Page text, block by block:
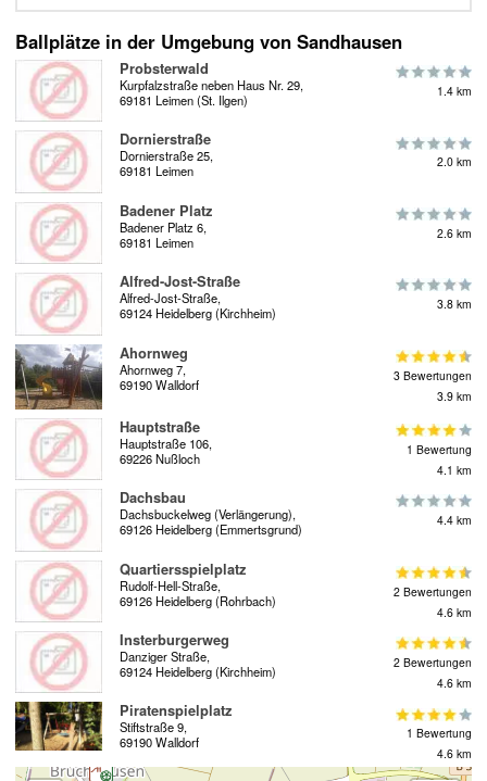
Ballplätze in der Umgebung von Sandhausen
Probsterwald
Kurpfalzstraße neben Haus Nr. 29,
69181 Leimen (St. Ilgen)
1.4 km
Dornierstraße
Dornierstraße 25,
69181 Leimen
2.0 km
Badener Platz
Badener Platz 6,
69181 Leimen
2.6 km
Alfred-Jost-Straße
Alfred-Jost-Straße,
69124 Heidelberg (Kirchheim)
3.8 km
Ahornweg
Ahornweg 7,
69190 Walldorf
3 Bewertungen
3.9 km
Hauptstraße
Hauptstraße 106,
69226 Nußloch
1 Bewertung
4.1 km
Dachsbau
Dachsbuckelweg (Verlängerung),
69126 Heidelberg (Emmertsgrund)
4.4 km
Quartiersspielplatz
Rudolf-Hell-Straße,
69126 Heidelberg (Rohrbach)
2 Bewertungen
4.6 km
Insterburgerweg
Danziger Straße,
69124 Heidelberg (Kirchheim)
2 Bewertungen
4.6 km
Piratenspielplatz
Stiftstraße 9,
69190 Walldorf
1 Bewertung
4.6 km